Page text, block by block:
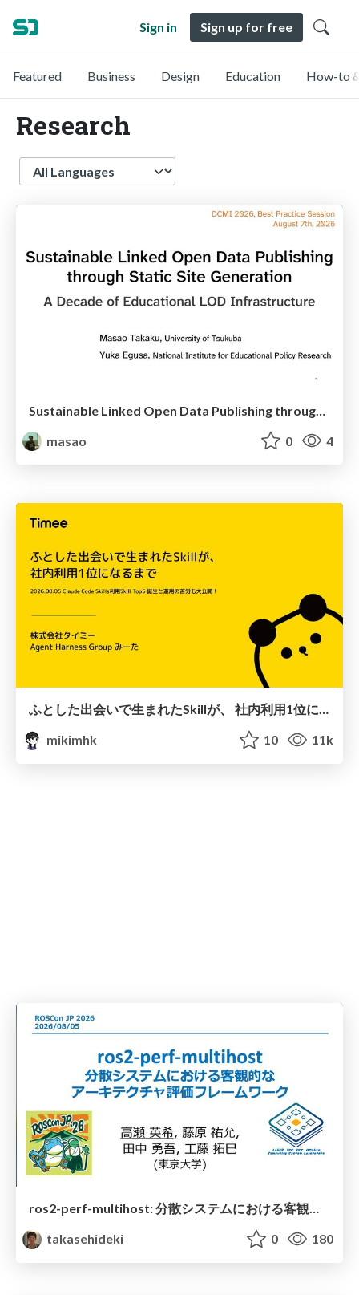
Sign in Sign up for free
Featured Business Design Education How-to
Research
Language
masao
0 4
ふとした出会いで生まれたSkillが、 社内利用1位になるまで
mikimhk
10 11k
ros2-perf-multihost: 分散システムにおける客観的なアーキテクチャ評価フレームワーク
takasehideki
0 180